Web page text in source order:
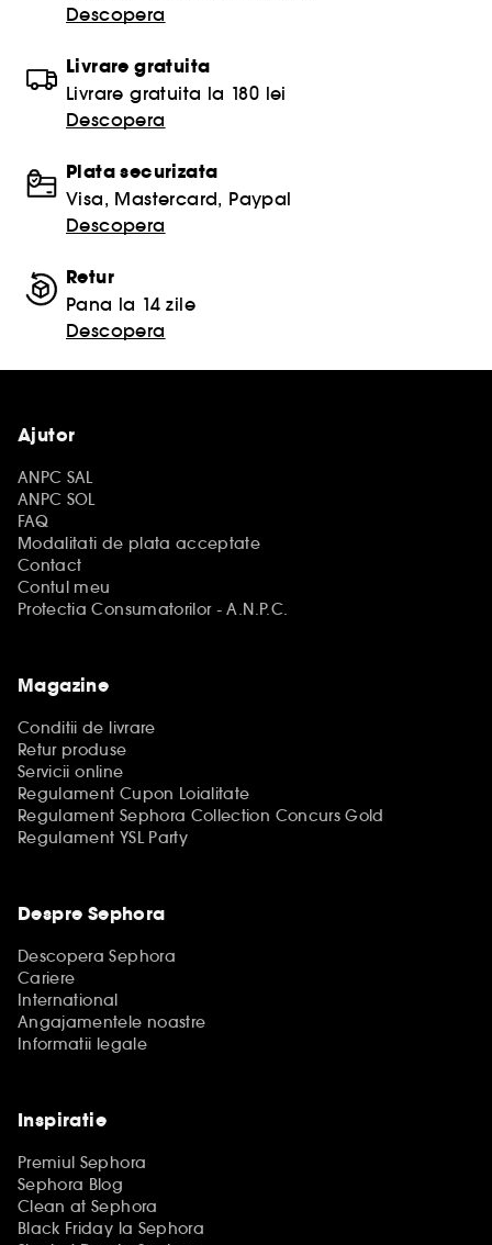
Descopera
Livrare gratuita
Livrare gratuita la 180 lei
Descopera
Plata securizata
Visa, Mastercard, Paypal
Descopera
Retur
Pana la 14 zile
Descopera
Ajutor
ANPC SAL
ANPC SOL
FAQ
Modalitati de plata acceptate
Contact
Contul meu
Protectia Consumatorilor - A.N.P.C.
Magazine
Conditii de livrare
Retur produse
Servicii online
Regulament Cupon Loialitate
Regulament Sephora Collection Concurs Gold
Regulament YSL Party
Despre Sephora
Descopera Sephora
Cariere
International
Angajamentele noastre
Informatii legale
Inspiratie
Premiul Sephora
Sephora Blog
Clean at Sephora
Black Friday la Sephora